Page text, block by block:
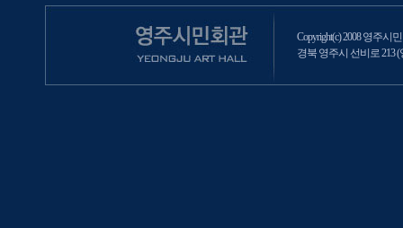
Copyright(c) 2008 영주시
경북 영주시 선비로 213 (